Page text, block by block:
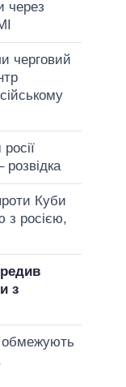
через
черговий
розвідка
Куби
з росією,
з
обмежують